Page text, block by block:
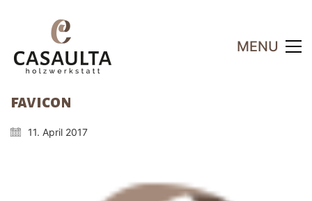
MENU
favicon
11. April 2017